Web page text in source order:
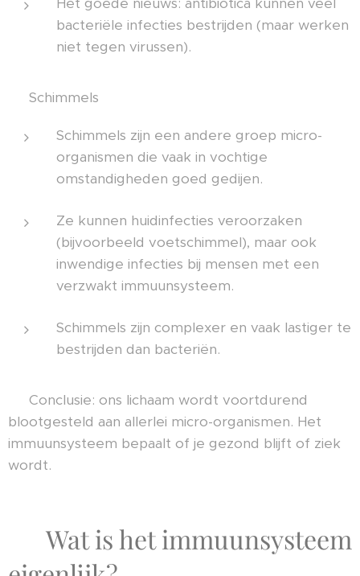
Het goede nieuws: antibiotica kunnen veel
bacteriële infecties bestrijden (maar werken
niet tegen virussen).
🔹 Schimmels
Schimmels zijn een andere groep micro-
organismen die vaak in vochtige
omstandigheden goed gedijen.
Ze kunnen huidinfecties veroorzaken
(bijvoorbeeld voetschimmel), maar ook
inwendige infecties bij mensen met een
verzwakt immuunsysteem.
Schimmels zijn complexer en vaak lastiger te
bestrijden dan bacteriën.
👉 Conclusie: ons lichaam wordt voortdurend
blootgesteld aan allerlei micro-organismen. Het
immuunsysteem bepaalt of je gezond blijft of ziek
wordt.
🧬 Wat is het immuunsysteem